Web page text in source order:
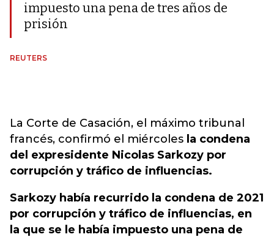
impuesto una pena de tres años de
prisión
REUTERS
La Corte de Casación, el máximo tribunal
francés, confirmó el miércoles la condena
del expresidente Nicolas Sarkozy por
corrupción y tráfico de influencias.
Sarkozy había recurrido la condena de 2021
por corrupción y tráfico de influencias, en
la que se le había impuesto una pena de